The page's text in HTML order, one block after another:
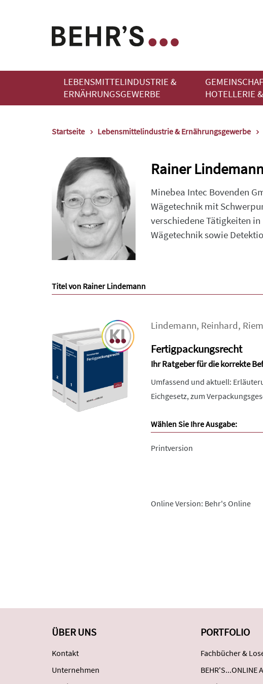
LEBENSMITTELINDUSTRIE &
ERNÄHRUNGSGEWERBE
HOTELLERIE
Startseite Lebensmittelindustrie & Ernährungsgewerbe
Rainer Lindemann
Minebea Intec Bovenden
Wägetechnik mit
verschiedene Tätigkeiten
Wägetechnik sowie
Titel von Rainer Lindemann
Lindemann, Reinhard,
Fertigpackungsrecht
Ihr Ratgeber für die korrekte
Umfassend und aktuell:
Eichgesetz, zum
Wählen Sie Ihre Ausgabe:
Printversion
Online Version: Behr's Online
ÜBER UNS
Kontakt
Unternehmen
PORTFOLIO
Fachbücher &
BEHR'S...ONLINE